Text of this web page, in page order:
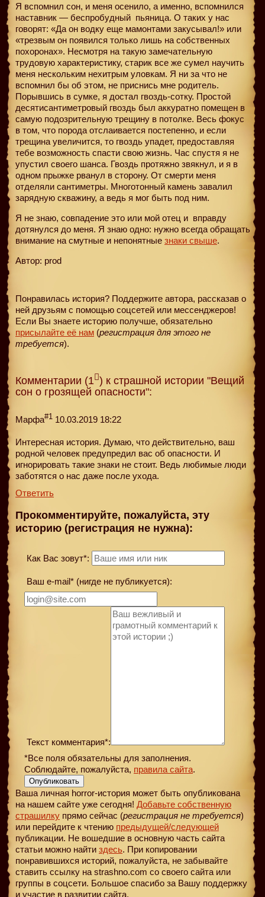
Я вспомнил сон, и меня осенило, а именно, вспомнился
наставник — беспробудный пьяница. О таких у нас
говорят: «Да он водку еще мамонтами закусывал!» или
«трезвым он появился только лишь на собственных
похоронах». Несмотря на такую замечательную
трудовую характеристику, старик все же сумел научить
меня нескольким нехитрым уловкам. Я ни за что не
вспомнил бы об этом, не приснись мне родитель.
Порывшись в сумке, я достал гвоздь-сотку. Простой
десятисантиметровый гвоздь был аккуратно помещен в
самую подозрительную трещину в потолке. Весь фокус
в том, что порода отслаивается постепенно, и если
трещина увеличится, то гвоздь упадет, предоставляя
тебе возможность спасти свою жизнь. Час спустя я не
упустил своего шанса. Гвоздь протяжно звякнул, и я в
одном прыжке рванул в сторону. От смерти меня
отделяли сантиметры. Многотонный камень завалил
зарядную скважину, а ведь я мог быть под ним.
Я не знаю, совпадение это или мой отец и вправду
дотянулся до меня. Я знаю одно: нужно всегда обращать
внимание на смутные и непонятные знаки свыше.
Автор: prod
Понравилась история? Поддержите автора, рассказав о
ней друзьям с помощью соцсетей или мессенджеров!
Если Вы знаете историю получше, обязательно
присылайте её нам (регистрация для этого не
требуется).
Комментарии (1 ) к страшной истории "Вещий
сон о грозящей опасности":
Марфа#1 10.03.2019 18:22
Интересная история. Думаю, что действительно, ваш
родной человек предупредил вас об опасности. И
игнорировать такие знаки не стоит. Ведь любимые люди
заботятся о нас даже после ухода.
Ответить
Прокомментируйте, пожалуйста, эту
историю (регистрация не нужна):
Как Вас зовут*:
Ваш e-mail* (нигде не публикуется):
Текст комментария*:
*Все поля обязательны для заполнения.
Соблюдайте, пожалуйста, правила сайта.
Опубликовать
Ваша личная horror-история может быть опубликована
на нашем сайте уже сегодня! Добавьте собственную
страшилку прямо сейчас (регистрация не требуется)
или перейдите к чтению предыдущей/следующей
публикации. Не вошедшие в основную часть сайта
статьи можно найти здесь. При копировании
понравившихся историй, пожалуйста, не забывайте
ставить ссылку на strashno.com со своего сайта или
группы в соцсети. Большое спасибо за Вашу поддержку
и участие в развитии сайта.